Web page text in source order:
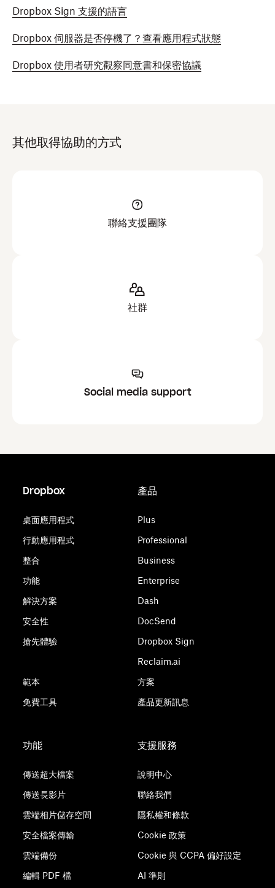
Dropbox Sign 支援的語言
Dropbox 伺服器是否停機了？查看應用程式狀態
Dropbox 使用者研究觀察同意書和保密協議
其他取得協助的方式
聯絡支援團隊
社群
Social media support
Dropbox
桌面應用程式
行動應用程式
整合
功能
解決方案
安全性
搶先體驗
範本
免費工具
產品
Plus
Professional
Business
Enterprise
Dash
DocSend
Dropbox Sign
Reclaim.ai
方案
產品更新訊息
功能
傳送超大檔案
傳送長影片
雲端相片儲存空間
安全檔案傳輸
雲端備份
編輯 PDF 檔
支援服務
說明中心
聯絡我們
隱私權和條款
Cookie 政策
Cookie 與 CCPA 偏好設定
AI 準則